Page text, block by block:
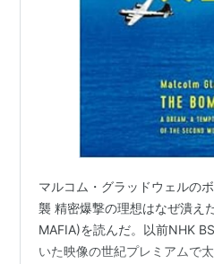
マルコム・グラッドウェルの
襲 精密爆撃の理想はなぜ潰え
MAFIA)を読んだ。以前NHK
いた映像の世紀プレミアムで